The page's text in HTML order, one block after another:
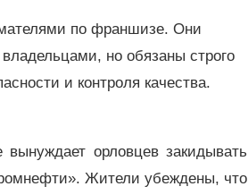
по франшизе. Они
но обязаны строго
и контроля качества.
орловцев закидывать
Жители убеждены, что